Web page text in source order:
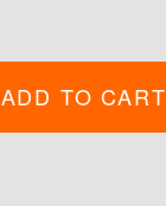
ADD TO CART